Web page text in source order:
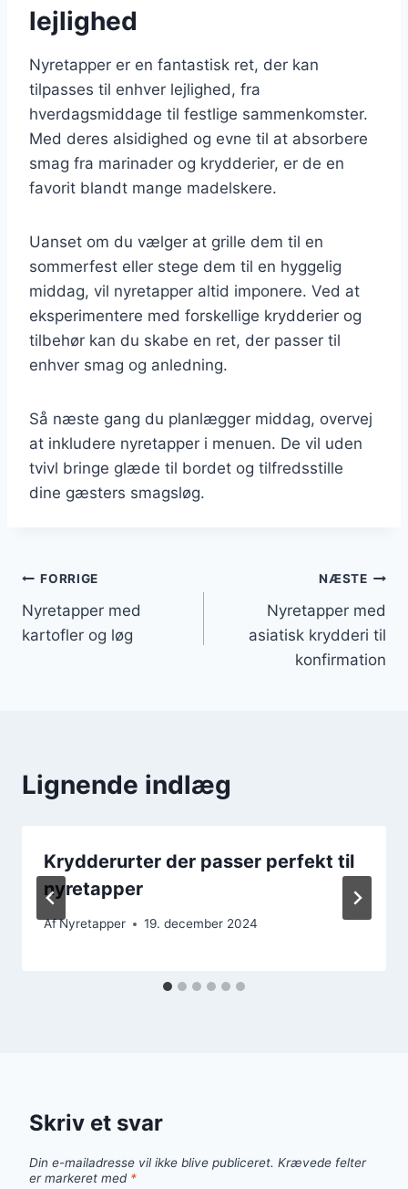
lejlighed
Nyretapper er en fantastisk ret, der kan
tilpasses til enhver lejlighed, fra
hverdagsmiddage til festlige sammenkomster.
Med deres alsidighed og evne til at absorbere
smag fra marinader og krydderier, er de en
favorit blandt mange madelskere.
Uanset om du vælger at grille dem til en
sommerfest eller stege dem til en hyggelig
middag, vil nyretapper altid imponere. Ved at
eksperimentere med forskellige krydderier og
tilbehør kan du skabe en ret, der passer til
enhver smag og anledning.
Så næste gang du planlægger middag, overvej
at inkludere nyretapper i menuen. De vil uden
tvivl bringe glæde til bordet og tilfredsstille
dine gæsters smagsløg.
Indlægsnavigation
FORRIGE
Nyretapper med
kartofler og løg
NÆSTE
Nyretapper med
asiatisk krydderi til
konfirmation
Lignende indlæg
Krydderurter der passer perfekt til
nyretapper
AfNyretapper 19. december 2024
Skriv et svar
Din e-mailadresse vil ikke blive publiceret. Krævede felter
er markeret med *